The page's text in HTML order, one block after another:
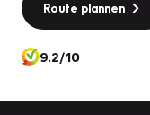
Route plannen
9.2/10